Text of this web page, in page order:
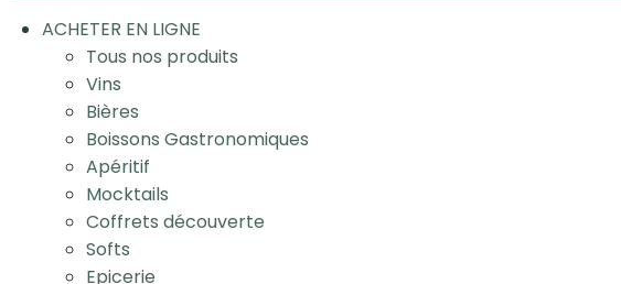
ACHETER EN LIGNE
Tous nos produits
Vins
Bières
Boissons Gastronomiques
Apéritif
Mocktails
Coffrets découverte
Softs
Epicerie